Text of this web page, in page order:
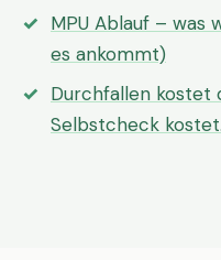
MPU Ablauf – was
es ankommt)
Durchfallen kostet
Selbstcheck